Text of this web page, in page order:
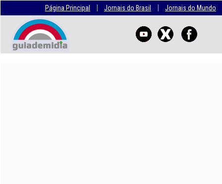
Página Principal | Jornais do Brasil | Jornais do Mundo